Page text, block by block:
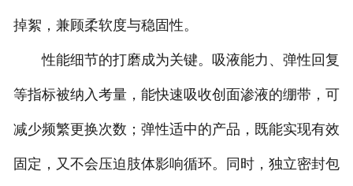
掉絮，兼顾柔软度与稳固性。
性能细节的打磨成为关键。吸液能力、弹性回复
等指标被纳入考量，能快速吸收创面渗液的绷带，可
减少频繁更换次数；弹性适中的产品，既能实现有效
固定，又不会压迫肢体影响循环。同时，独立密封包